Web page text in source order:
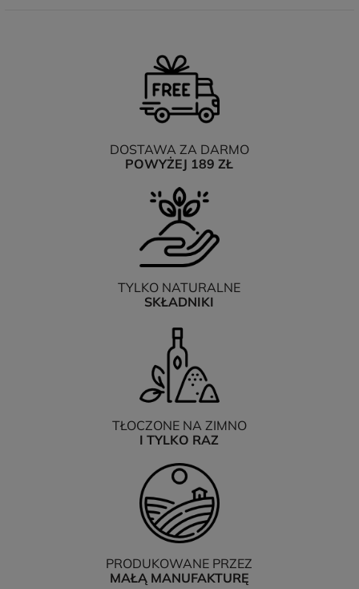
DOSTAWA ZA DARMO
POWYŻEJ 189 ZŁ
TYLKO NATURALNE
SKŁADNIKI
TŁOCZONE NA ZIMNO
I TYLKO RAZ
PRODUKOWANE PRZEZ
MAŁĄ MANUFAKTURĘ